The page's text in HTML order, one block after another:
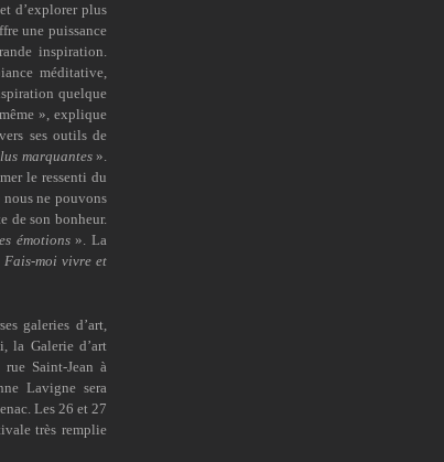
d’explorer plus
une puissance
inspiration.
méditative,
quelque
», explique
ses outils de
marquantes».
le ressenti du
ne pouvons
de son bonheur.
émotions». La
Fais-moi vivre et
galeries d’art,
la Galerie d’art
Saint-Jean à
Lavigne sera
Les 26 et 27
très remplie